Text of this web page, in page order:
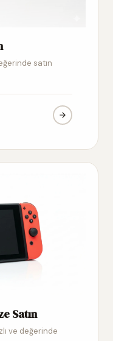
satın
Satın
ve değerinde